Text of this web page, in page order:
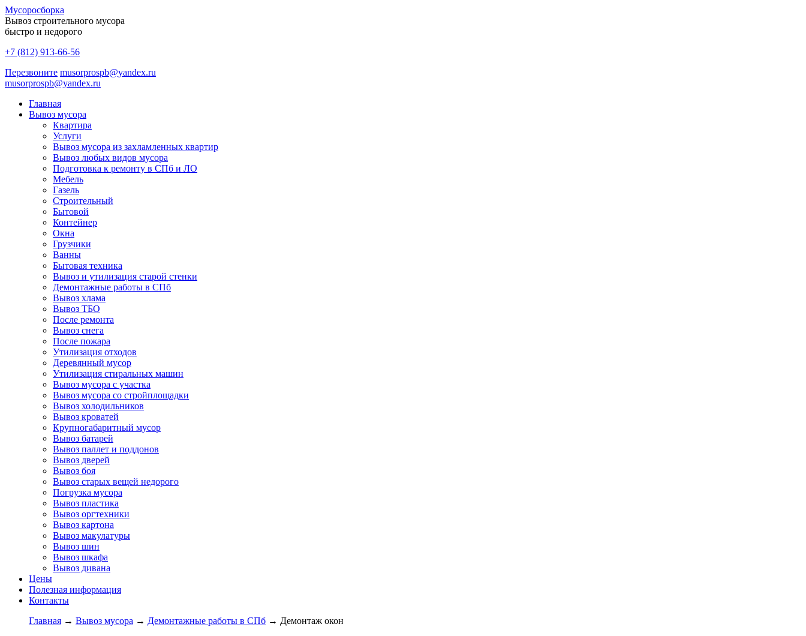
Мусоросборка
Вывоз строительного мусора
быстро и недорого
+7 (812) 913-66-56
Перезвоните musorprospb@yandex.ru
musorprospb@yandex.ru
Главная
Вывоз мусора
Квартира
Услуги
Вывоз мусора из захламленных квартир
Вывоз любых видов мусора
Подготовка к ремонту в СПб и ЛО
Мебель
Газель
Строительный
Бытовой
Контейнер
Окна
Грузчики
Ванны
Бытовая техника
Вывоз и утилизация старой стенки
Демонтажные работы в СПб
Вывоз хлама
Вывоз ТБО
После ремонта
Вывоз снега
После пожара
Утилизация отходов
Деревянный мусор
Утилизация стиральных машин
Вывоз мусора с участка
Вывоз мусора со стройплощадки
Вывоз холодильников
Вывоз кроватей
Крупногабаритный мусор
Вывоз батарей
Вывоз паллет и поддонов
Вывоз дверей
Вывоз боя
Вывоз старых вещей недорого
Погрузка мусора
Вывоз пластика
Вывоз оргтехники
Вывоз картона
Вывоз макулатуры
Вывоз шин
Вывоз шкафа
Вывоз дивана
Цены
Полезная информация
Контакты
Главная → Вывоз мусора → Демонтажные работы в СПб → Демонтаж окон